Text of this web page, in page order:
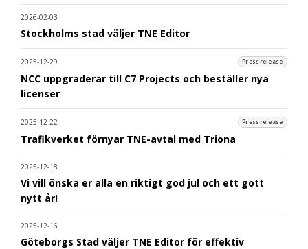
2026-02-03
Stockholms stad väljer TNE Editor
2025-12-29 Pressrelease
NCC uppgraderar till C7 Projects och beställer nya
licenser
2025-12-22 Pressrelease
Trafikverket förnyar TNE-avtal med Triona
2025-12-18
Vi vill önska er alla en riktigt god jul och ett gott
nytt år!
2025-12-16
Göteborgs Stad väljer TNE Editor för effektiv